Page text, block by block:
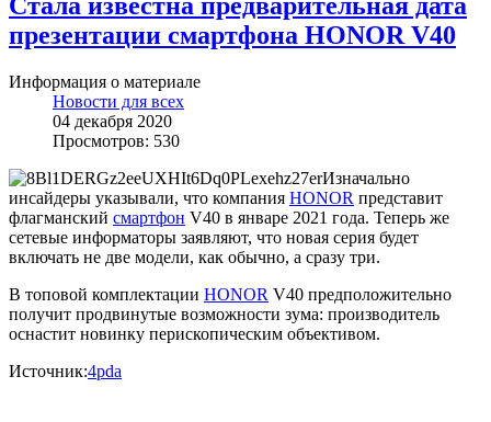
презентации смартфона HONOR V40
Информация о материале
Новости для всех
04 декабря 2020
Просмотров: 530
Изначально
инсайдеры указывали, что компания HONOR представит
флагманский смартфон V40 в январе 2021 года. Теперь же
сетевые информаторы заявляют, что новая серия будет
включать не две модели, как обычно, а сразу три.
В топовой комплектации HONOR V40 предположительно
получит продвинутые возможности зума: производитель
оснастит новинку перископическим объективом.
Источник:4pda